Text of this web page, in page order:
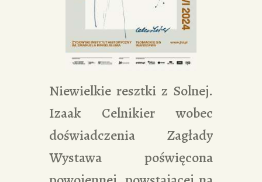
Niewielkie resztki z Solnej.
Izaak Celnikier wobec
doświadczenia Zagłady
Wystawa poświęcona